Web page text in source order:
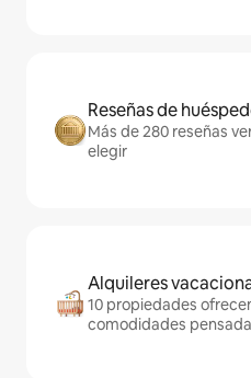
Reseñas de
Más de 280 reseñas
elegir
Alquileres
10 propiedades
comodidades